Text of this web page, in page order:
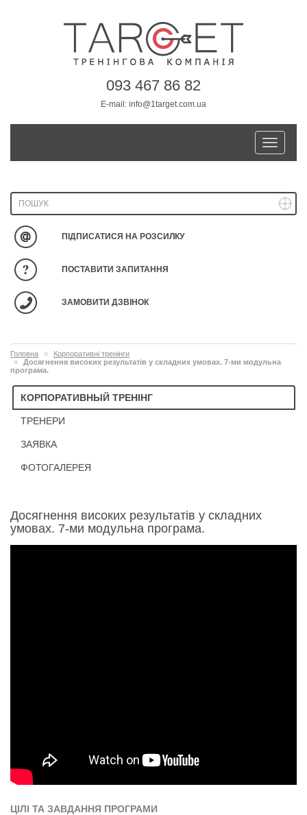
093 467 86 82
E-mail: info@1target.com.ua
Toggle
ПІДПИСАТИСЯ НА РОЗСИЛКУ
ПОСТАВИТИ ЗАПИТАННЯ
ЗАМОВИТИ ДЗВІНОК
Головна
Корпоративні тренінги
Досягнення високих результатів у складних умовах. 7-ми модульна
програма.
КОРПОРАТИВНЫЙ ТРЕНІНГ
ТРЕНЕРИ
ЗАЯВКА
ФОТОГАЛЕРЕЯ
Досягнення високих результатів у складних
умовах. 7-ми модульна програма.
ЦІЛІ ТА ЗАВДАННЯ ПРОГРАМИ